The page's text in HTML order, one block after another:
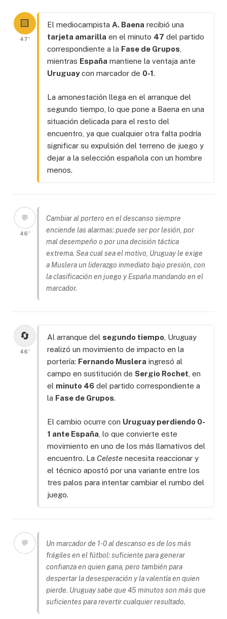
🟨
47'
El mediocampista A. Baena recibió una
tarjeta amarilla en el minuto 47 del partido
correspondiente a la Fase de Grupos
mientras España mantiene la ventaja ante
Uruguaycon marcador de 0-1.
La amonestación llega en el arranque del
segundo tiempo, lo que pone a Baena en una
situación delicada para el resto del
encuentro, ya que cualquier otra falta podría
significar su expulsión del terreno de juego y
dejar a la selección española con un hombre
menos.
💬
46'
Cambiar al portero en el descanso siempre
enciende las alarmas: puede ser por lesión, por
mal desempeño o por una decisión táctica
extrema. Sea cual sea el motivo, Uruguay le exige
a Muslera un liderazgo inmediato bajo presión, con
la clasificación en juego y España mandando en el
marcador.
🔄
46'
Al arranque del segundo tiempo , Uruguay
realizó un movimiento de impacto en la
portería: Fernando Muslera ingresó al
campo en sustitución de Sergio Rochet , en
el minuto 46 del partido correspondiente a
la Fase de Grupos.
El cambio ocurre con Uruguay perdiendo 0-
1 ante España , lo que convierte este
movimiento en uno de los más llamativos del
encuentro. La Celeste necesita reaccionar y
el técnico apostó por una variante entre los
tres palos para intentar cambiar el rumbo del
juego.
💬
Un marcador de 1-0 al descanso es de los más
frágiles en el fútbol: suficiente para generar
confianza en quien gana, pero también para
despertar la desesperación y la valentía en quien
pierde. Uruguay sabe que 45 minutos son más que
suficientes para revertir cualquier resultado.